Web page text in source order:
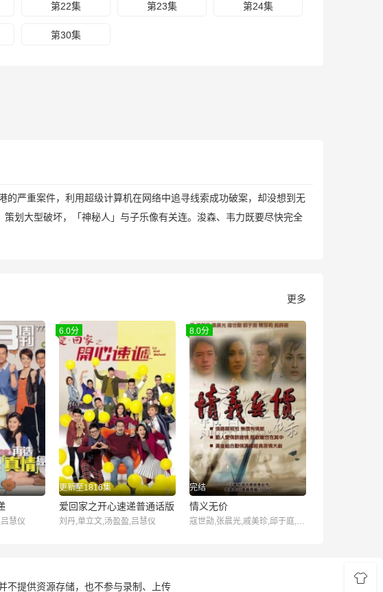
第22集 第23集 第24集
第30集
严重案件，利用超级计算机在网络中追寻线索成功破案，却没想到无
划大型破坏，「神秘人」与子乐像有关连。浚森、韦力既要尽快完全
更多
慧仪
6.0分
更新至1816集
爱回家之开心速递普通话版
刘丹,单立文,汤盈盈,吕慧仪
8.0分
完结
情义无价
寇世勋,张晨光,戚美珍,邱于庭,倪诗蓓,陈莎莉,张冲,田丰,关毅,赵学煌,阮宗泗,王志刚,王瑞,胡翔评,唐复雄,金十二
不提供资源存储，也不参与录制、上传